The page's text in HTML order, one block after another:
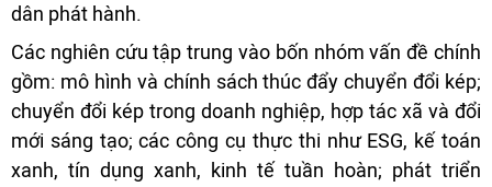
dân phát hành.
Các nghiên cứu tập trung vào bốn nhóm vấn đề chính
gồm: mô hình và chính sách thúc đẩy chuyển đổi kép;
chuyển đổi kép trong doanh nghiệp, hợp tác xã và đổi
mới sáng tạo; các công cụ thực thi như ESG, kế toán
xanh, tín dụng xanh, kinh tế tuần hoàn; phát triển